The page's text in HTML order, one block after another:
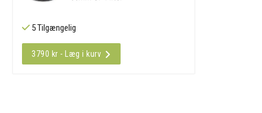
5 Tilgængelig
3790 kr - Læg i kurv